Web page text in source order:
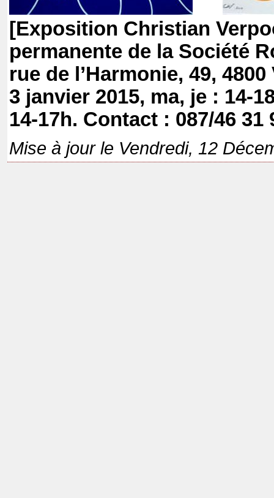
[Exposition Christian
permanente de la Société
rue de l’Harmonie, 49,
3 janvier 2015, ma, je : 14-
14-17h. Contact : 087/46 31
Mise à jour le Vendredi, 12